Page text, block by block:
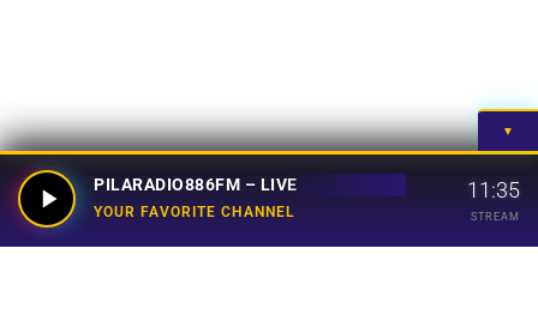
▼
PILARADIO886FM – LIVE
YOUR FAVORITE CHANNEL
11:35
STREAM